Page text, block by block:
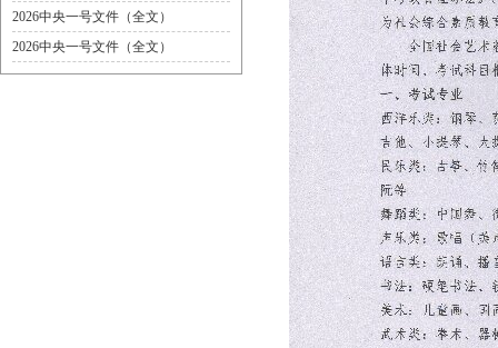
运动技能测评工作的通知
2026中央一号文件（全文）
2026中央一号文件（全文）